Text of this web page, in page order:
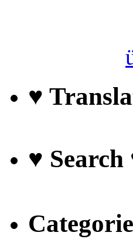
♥
♥ Search